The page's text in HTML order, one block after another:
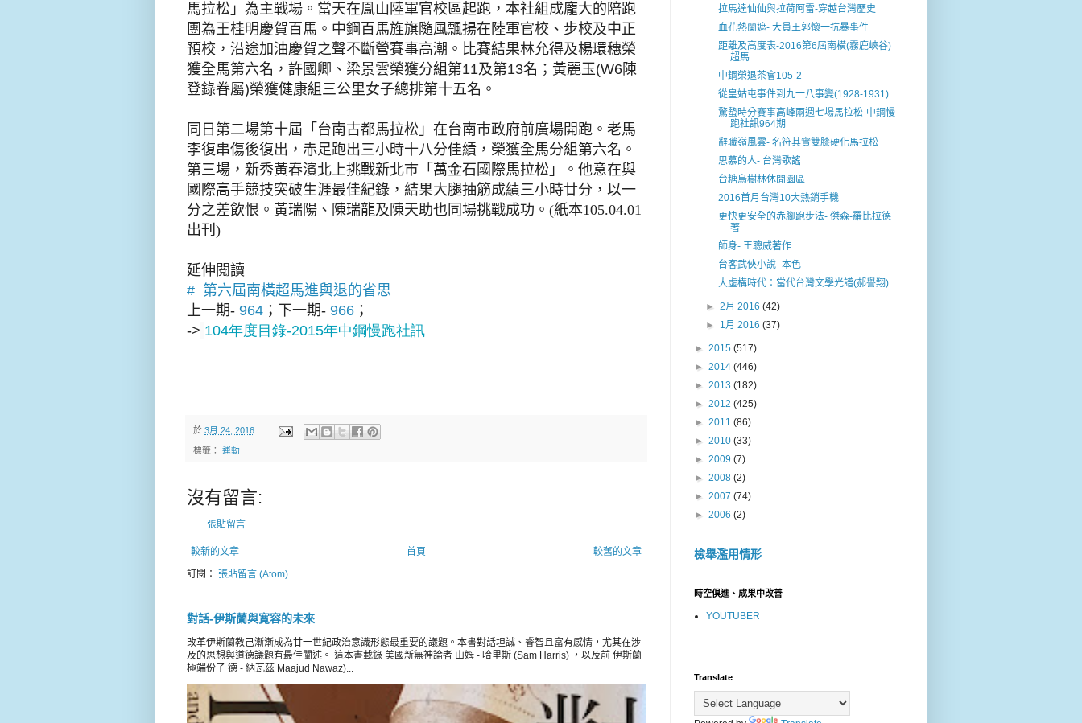
馬拉松」為主戰場。當天在鳯山陸軍官校區起跑，本社組成龐大的陪跑
團為王桂明慶賀百馬。中鋼百馬旌旗隨風飄揚在陸軍官校、步校及中正
預校 ， 沿途加油慶賀之聲不斷營賽事高潮。比賽結果林允得及楊環穗榮
獲全馬第六名 ， 許國卿、 梁景雲榮獲分組第11及第13名；黃麗玉(W6陳
登錄眷屬)榮獲健康組三公里女子總排第十五名。
同日第二場第十屆「台南古都馬拉松」在台南巿政府前廣場開跑 。 老馬
李復串傷後復出，赤足跑出三小時十八分佳績，榮獲全馬分組第六名。
第三場，新秀黃春濱北上挑戰新北巿「萬金石國際馬拉松」
。 他意在與
國際高手競技突破生涯最佳紀錄，結果大腿抽筋成績三小時廿分，以一
分之差飲恨。黃瑞陽、陳瑞龍及陳天助也同場挑戰成功。(紙本105.04.01
出刊)
延伸閱讀
# 第六屆南橫超馬進與退的省思
上一期- 964 ；下一期- 966 ；
-> 104年度 目錄-2015年中鋼慢跑社訊
於 3月 24, 2016
標籤： 運動
沒有留言:
張貼留言
較新的文章 較舊的文章
首頁
訂閱： 張貼留言 (Atom)
對話-伊斯蘭與寛容的未來
改革伊斯蘭教己漸漸成為廿一世紀政治意識形態最重要的議題。本書對話坦誠、睿智且富有感情，尤其在涉
及的思想與道德議題有最佳闡述。 這本書載錄 美國新無神論者 山姆 - 哈里斯 (Sam Harris) ，以及前 伊斯蘭
極端份子 德 - 納瓦茲 Maajud Nawaz)...
拉馬達仙仙與拉荷阿雷-穿越台灣歷史
血花熱蘭遮- 大員王郭懷一抗暴事件
距離及高度表-2016第6屆南橫(霧鹿峽谷)
超馬
中鋼榮退茶會105-2
從皇姑屯事件到九一八事變(1928-1931)
驚蟄時分賽事高峰兩週七場馬拉松-中鋼慢
跑社訊964期
辭職嶺風雲- 名符其實雙膝硬化馬拉松
思慕的人- 台灣歌謠
台糖烏樹林休閒園區
2016首月台灣10大熱銷手機
更快更安全的赤腳跑步法- 傑森-羅比拉德
著
師身- 王聰威著作
台客武俠小說- 本色
大虛構時代：當代台灣文學光譜(郝譽翔)
►2月 2016(42)
► 1月 2016(37)
► 2015 (517)
► 2014 (446)
► 2013 (182)
► 2012 (425)
► 2011 (86)
► 2010 (33)
► 2009 (7)
► 2008 (2)
► 2007 (74)
► 2006 (2)
檢舉濫用情形
時空俱進、成果中改善
YOUTUBER
Translate